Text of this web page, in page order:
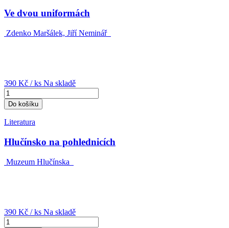
Ve dvou uniformách
Zdenko Maršálek, Jiří Neminář
390 Kč / ks Na skladě
Do košíku
Literatura
Hlučínsko na pohlednicích
Muzeum Hlučínska
390 Kč / ks Na skladě